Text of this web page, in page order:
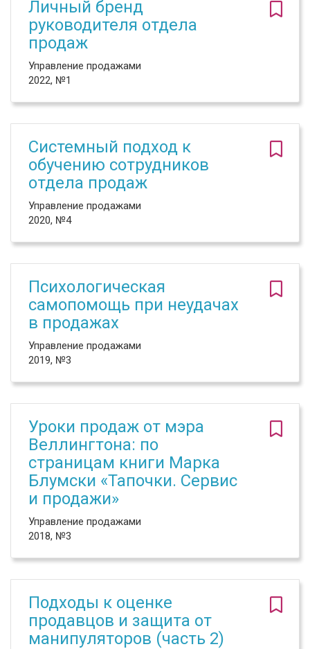
Личный бренд
руководителя отдела
продаж
Управление продажами
2022, №1
Системный подход к
обучению сотрудников
отдела продаж
Управление продажами
2020, №4
Психологическая
самопомощь при неудачах
в продажах
Управление продажами
2019, №3
Уроки продаж от мэра
Веллингтона: по
страницам книги Марка
Блумски «Тапочки. Сервис
и продажи»
Управление продажами
2018, №3
Подходы к оценке
продавцов и защита от
манипуляторов (часть 2)